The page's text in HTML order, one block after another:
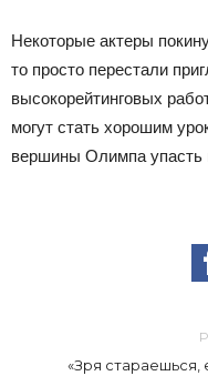
Некоторые актеры
то просто перестали
высокорейтинговых
могут стать хорошим
вершины Олимпа упасть
«Зря